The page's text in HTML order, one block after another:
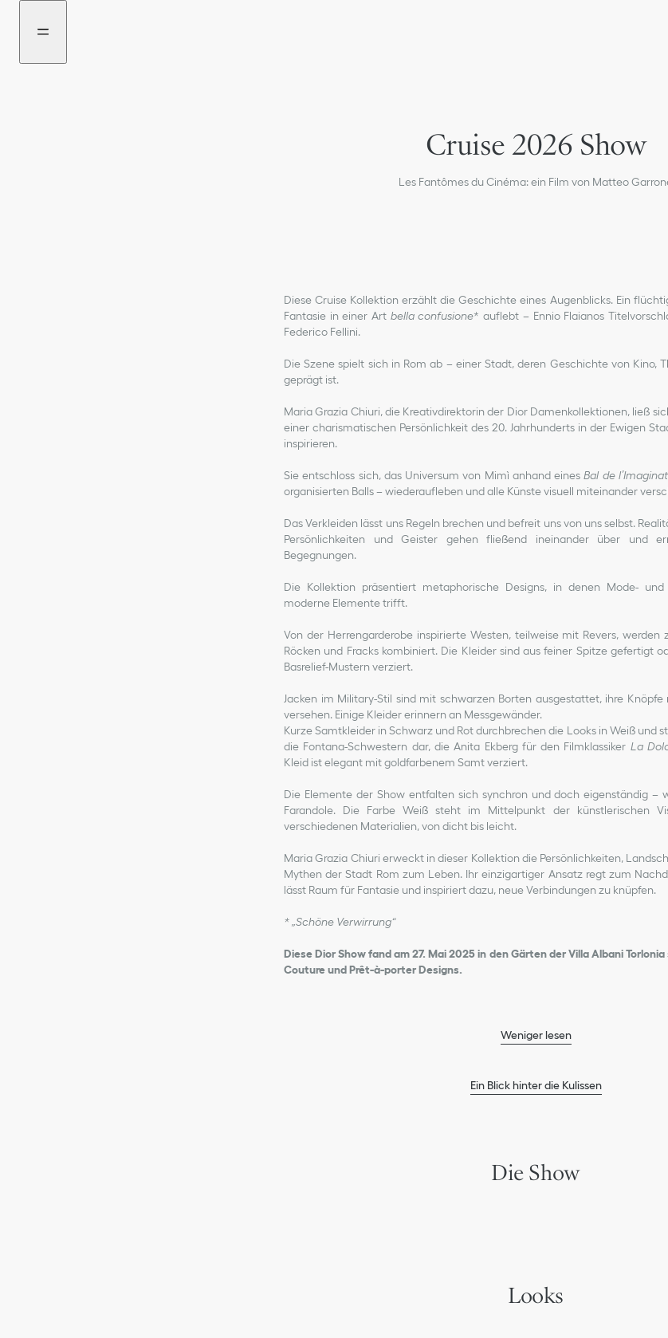
content
Weiter
Cruise 2026 Show
Les Fantômes du Cinéma: ein Film von Matteo
Diese Cruise Kollektion erzählt die Geschichte eines Augenblicks. Ein
Fantasie in einer Art bella confusione* auflebt – Ennio Flaianos
Federico Fellini.
Die Szene spielt sich in Rom ab – einer Stadt, deren Geschichte von Kino,
geprägt ist.
Maria Grazia Chiuri, die Kreativdirektorin der Dior Damenkollektionen, ließ
einer charismatischen Persönlichkeit des 20. Jahrhunderts in der Ewigen
inspirieren.
Sie entschloss sich, das Universum von Mimì anhand einesBal de
organisierten Balls – wiederaufleben und alle Künste visuell miteinander
Das Verkleiden lässt uns Regeln brechen und befreit uns von uns selbst.
Persönlichkeiten und Geister gehen fließend ineinander über und
Begegnungen.
Die Kollektion präsentiert metaphorische Designs, in denen Mode-
moderne Elemente trifft.
Von der Herrengarderobe inspirierte Westen, teilweise mit Revers, werden
Röcken und Fracks kombiniert. Die Kleider sind aus feiner Spitze gefertigt
Basrelief-Mustern verziert.
Jacken im Military-Stil sind mit schwarzen Borten ausgestattet, ihre
versehen. Einige Kleider erinnern an Messgewänder.
Kurze Samtkleider in Schwarz und Rot durchbrechen die Looks in Weiß und
die Fontana-Schwestern dar, die Anita Ekberg für den Filmklassiker La
Kleid ist elegant mit goldfarbenem Samt verziert.
Die Elemente der Show entfalten sich synchron und doch eigenständig –
Farandole. Die Farbe Weiß steht im Mittelpunkt der künstlerischen
verschiedenen Materialien, von dicht bis leicht.
Maria Grazia Chiuri erweckt in dieser Kollektion die Persönlichkeiten,
Mythen der Stadt Rom zum Leben. Ihr einzigartiger Ansatz regt zum
lässt Raum für Fantasie und inspiriert dazu, neue Verbindungen zu knüpfen.
* „Schöne Verwirrung“
Diese Dior Show fand am 27. Mai 2025 in den Gärten der Villa Albani
Couture und Prêt-à-porter Designs.
Weniger lesen
Ein Blick hinter die Kulissen
Die Show
Looks